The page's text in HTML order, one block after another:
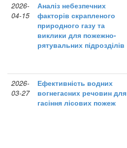
2026-
04-15
Аналіз небезпечних
факторів скрапленого
природного газу та
виклики для пожежно-
рятувальних підрозділів
2026-
03-27
Ефективність водних
вогнегасних речовин для
гасіння лісових пожеж